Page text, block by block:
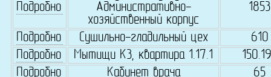
Подробно
Административно-
хозяйственный корпус
1853
Подробно Сушильно-гладильный цех
610
Подробно
Мытищи К3, квартира 1.17.1
Подробно
Кабинет врача 65